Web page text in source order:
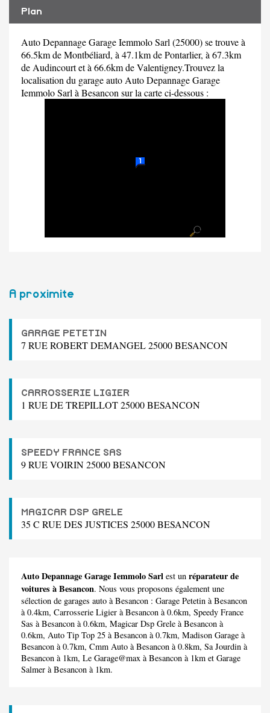
Plan
Auto Depannage Garage Iemmolo Sarl (25000) se trouve à
66.5km de Montbéliard, à 47.1km de Pontarlier, à 67.3km
de Audincourt et à 66.6km de Valentigney.Trouvez la
localisation du garage auto Auto Depannage Garage
Iemmolo Sarl à Besancon sur la carte ci-dessous :
A proximite
GARAGE PETETIN
7 RUE ROBERT DEMANGEL 25000 BESANCON
CARROSSERIE LIGIER
1 RUE DE TREPILLOT 25000 BESANCON
SPEEDY FRANCE SAS
9 RUE VOIRIN 25000 BESANCON
MAGICAR DSP GRELE
35 C RUE DES JUSTICES 25000 BESANCON
Auto Depannage Garage Iemmolo Sarl est un réparateur de
voitures à Besancon. Nous vous proposons également une
sélection de garages auto à Besancon : Garage Petetin à Besancon
à 0.4km, Carrosserie Ligier à Besancon à 0.6km, Speedy France
Sas à Besancon à 0.6km, Magicar Dsp Grele à Besancon à
0.6km, Auto Tip Top 25 à Besancon à 0.7km, Madison Garage à
Besancon à 0.7km, Cmm Auto à Besancon à 0.8km, Sa Jourdin à
Besancon à 1km, Le Garage@max à Besancon à 1km et Garage
Salmer à Besancon à 1km.